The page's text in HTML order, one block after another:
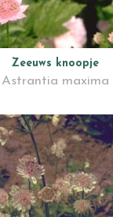
Zeeuws knoopje
Astrantia maxima